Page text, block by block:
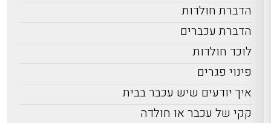
הדברת חולדות
הדברת עכברים
לוכד חולדות
פינוי פגרים
איך יודעים שיש עכבר בבית
קקי של עכבר או חולדה